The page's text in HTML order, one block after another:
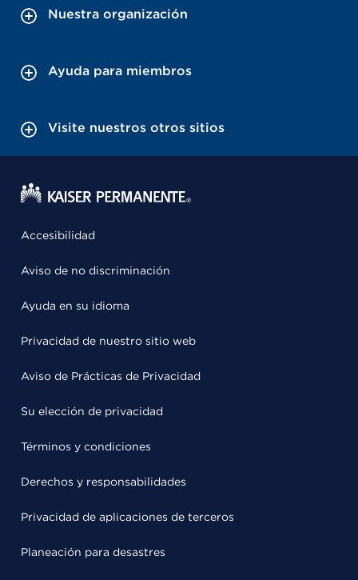
Nuestra organización
Ayuda para miembros
Visite nuestros otros sitios
Accesibilidad
Aviso de no discriminación
Ayuda en su idioma
Privacidad de nuestro sitio web
Aviso de Prácticas de Privacidad
Su elección de privacidad
Términos y condiciones
Derechos y responsabilidades
Privacidad de aplicaciones de terceros
Planeación para desastres